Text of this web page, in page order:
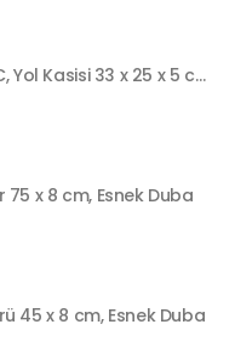
Klasik Hız Kesici PPC, Yol Kasisi 33 x 25 x 5 cm
x 8 cm, Esnek Duba
45 x 8 cm, Esnek Duba